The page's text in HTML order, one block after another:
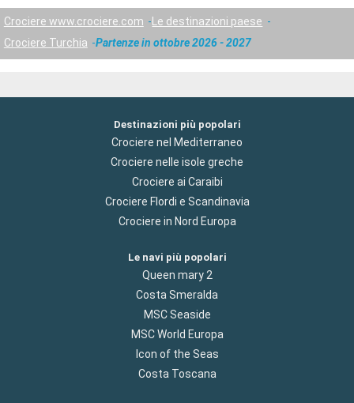
Crociere www.crociere.com
Le destinazioni paese
Crociere Turchia
Partenze in ottobre 2026 - 2027
Destinazioni più popolari
Crociere nel Mediterraneo
Crociere nelle isole greche
Crociere ai Caraibi
Crociere Flordi e Scandinavia
Crociere in Nord Europa
Le navi più popolari
Queen mary 2
Costa Smeralda
MSC Seaside
MSC World Europa
Icon of the Seas
Costa Toscana